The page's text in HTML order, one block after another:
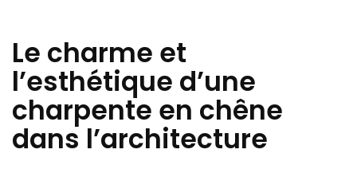
Le charme et
l’esthétique d’une
charpente en chêne
dans l’architecture